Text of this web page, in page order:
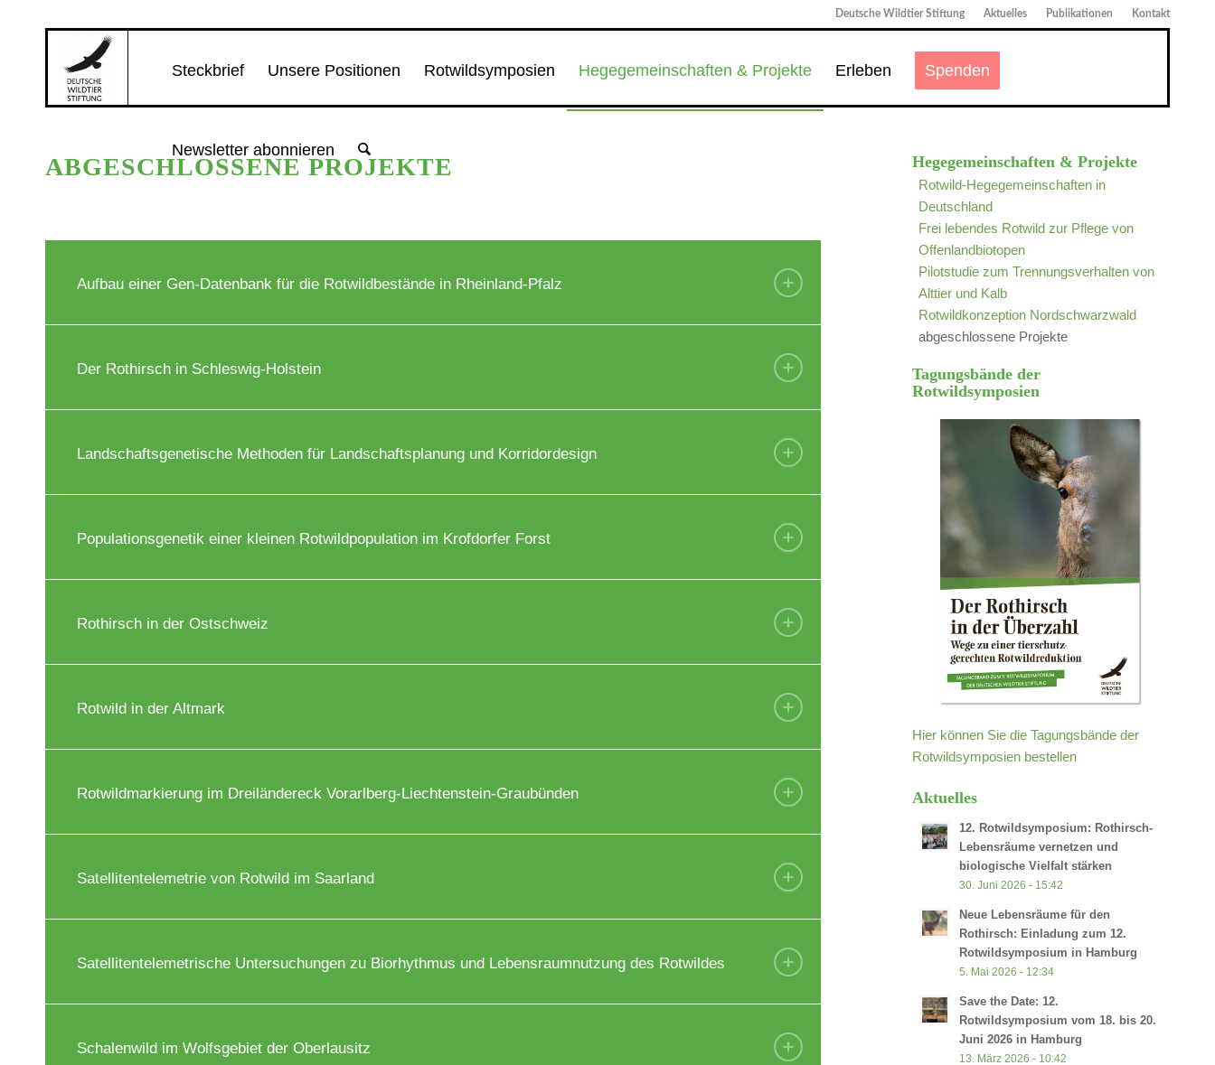
Deutsche Wildtier Stiftung Aktuelles Publikationen Kontakt
Steckbrief Unsere Positionen Rotwildsymposien Hegegemeinschaften & Projekte Erleben Spenden
Newsletter abonnieren
ABGESCHLOSSENE PROJEKTE
Aufbau einer Gen-Datenbank für die Rotwildbestände in Rheinland-Pfalz
Der Rothirsch in Schleswig-Holstein
Landschaftsgenetische Methoden für Landschaftsplanung und Korridordesign
Populationsgenetik einer kleinen Rotwildpopulation im Krofdorfer Forst
Rothirsch in der Ostschweiz
Rotwild in der Altmark
Rotwildmarkierung im Dreiländereck Vorarlberg-Liechtenstein-Graubünden
Satellitentelemetrie von Rotwild im Saarland
Satellitentelemetrische Untersuchungen zu Biorhythmus und Lebensraumnutzung des Rotwildes
Schalenwild im Wolfsgebiet der Oberlausitz
Hegegemeinschaften & Projekte
Rotwild-Hegegemeinschaften in
Deutschland
Frei lebendes Rotwild zur Pflege von
Offenlandbiotopen
Pilotstudie zum Trennungsverhalten von
Alttier und Kalb
Rotwildkonzeption Nordschwarzwald
abgeschlossene Projekte
Tagungsbände der
Rotwildsymposien
Hier können Sie die Tagungsbände der
Rotwildsymposien bestellen
Aktuelles
12. Rotwildsymposium: Rothirsch-
Lebensräume vernetzen und
biologische Vielfalt stärken
30. Juni 2026 - 15:42
Neue Lebensräume für den
Rothirsch: Einladung zum 12.
Rotwildsymposium in Hamburg
5. Mai 2026 - 12:34
Save the Date: 12.
Rotwildsymposium vom 18. bis 20.
Juni 2026 in Hamburg
13. März 2026 - 10:42